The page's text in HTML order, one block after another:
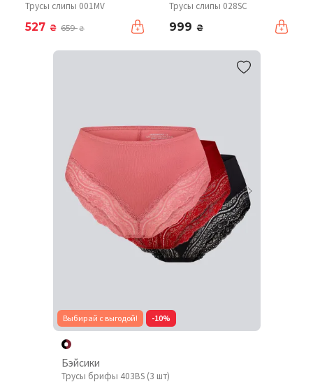
Трусы слипы 001MV
527 ₴ 659₴
Трусы слипы 028SC
999 ₴
Выбирай с выгодой! -10%
Бэйсики
Трусы брифы 403BS (3 шт)